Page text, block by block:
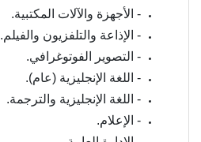
- الأجهزة والآلات المكتبية.
- الإذاعة والتلفزيون والفيلم.
- التصوير الفوتوغرافي.
- اللغة الإنجليزية (عام).
- اللغة الإنجليزية والترجمة.
- الإعلام.